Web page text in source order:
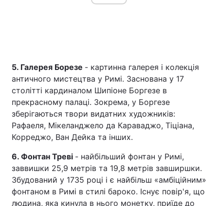
5. Галерея Борезе - картинна галерея і колекція
античного мистецтва у Римі. Заснована у 17
столітті кардиналом Шипіоне Боргезе в
прекрасному палаці. Зокрема, у Боргезе
зберігаються твори видатних художників:
Рафаеля, Мікеланджело да Караваджо, Тіціана,
Корреджо, Ван Дейка та інших.
6. Фонтан Треві - найбільший фонтан у Римі,
заввишки 25,9 метрів та 19,8 метрів завширшки.
Збудований у 1735 році і є найбільш «амбіційним»
фонтаном в Римі в стилі бароко. Існує повір'я, що
людина, яка кинула в нього монетку, приїде до